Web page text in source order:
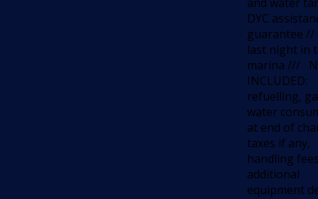
and water
DYC
guarantee //
last night in
marina ///
INCLUDED:
refuelling,
water
at end of
taxes if any,
handling
additional
equipment